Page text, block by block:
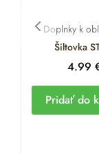
Doplnky k
Šiltovka
4.99
Pridať do